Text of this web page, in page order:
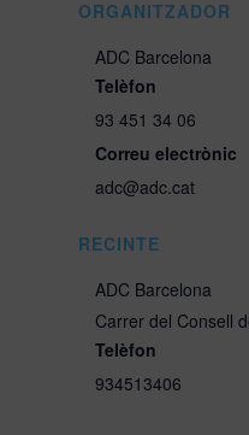
RECINTE
ADC Barcelona
Carrer del Consell
Telèfon
934513406
ORGANITZADOR
ADC Barcelona
Telèfon
93 451 34 06
Correu electrònic
adc@adc.cat